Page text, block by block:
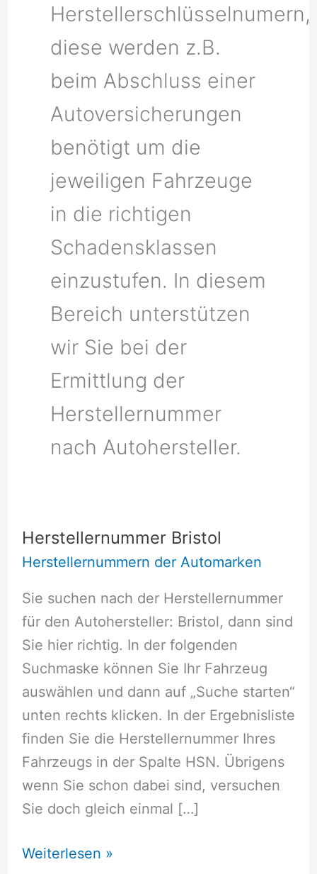
Herstellerschlüsselnumern,
diese werden z.B.
beim Abschluss einer
Autoversicherungen
benötigt um die
jeweiligen Fahrzeuge
in die richtigen
Schadensklassen
einzustufen. In diesem
Bereich unterstützen
wir Sie bei der
Ermittlung der
Herstellernummer
nach Autohersteller.
Herstellernummer Bristol
Herstellernummern der Automarken
Sie suchen nach der Herstellernummer
für den Autohersteller: Bristol, dann sind
Sie hier richtig. In der folgenden
Suchmaske können Sie Ihr Fahrzeug
auswählen und dann auf „Suche starten“
unten rechts klicken. In der Ergebnisliste
finden Sie die Herstellernummer Ihres
Fahrzeugs in der Spalte HSN. Übrigens
wenn Sie schon dabei sind, versuchen
Sie doch gleich einmal […]
Herstellernummer
Weiterlesen »